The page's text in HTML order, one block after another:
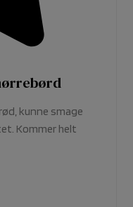
kunne smage
Kommer helt